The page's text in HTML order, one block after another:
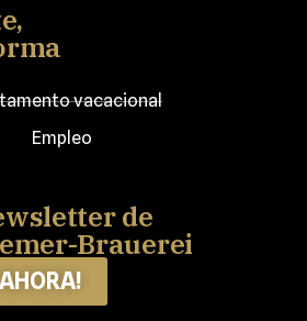
vacacional
Empleo
de
Brauerei